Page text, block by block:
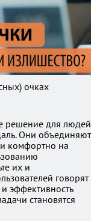
очках
решение для людей
Они объединяют
и комфортно на
их и
говорят
эффективность
становятся